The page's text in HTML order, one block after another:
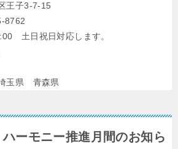
子3-7-15
土日祝日対応します。
県 青森県
ーモニー推進月間のお知ら